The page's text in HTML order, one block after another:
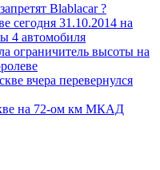
Blablacar ?
сегодня 31.10.2014 на
4 автомобиля
ограничитель высоты на
вчера перевернулся
на 72-ом км МКАД